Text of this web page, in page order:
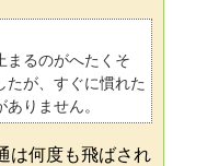
まるのがへたくそ
たが、すぐに慣れた
りません。
は何度も飛ばされ